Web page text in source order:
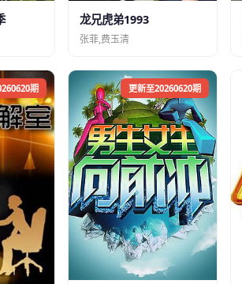
龙兄虎弟1993
张菲,费玉清
期 更新至20260620期